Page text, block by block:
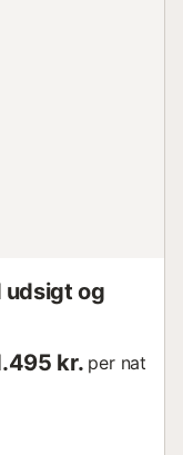
udsigt og
kr. per nat